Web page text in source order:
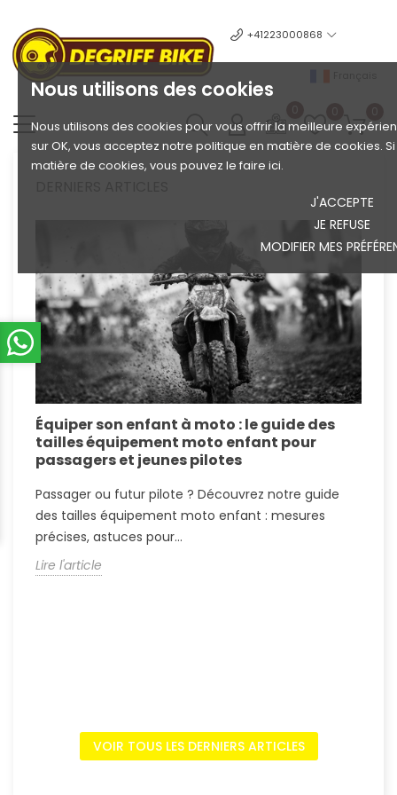
Nous utilisons des cookies
Nous utilisons des cookies pour vous offrir la meilleure
sur OK, vous acceptez notre politique en matière de cookies.
matière de cookies, vous pouvez le faire ici.
J'ACCEPTE
JE REFUSE
MODIFIER MES
+41223000868
Équiper son enfant à moto : le guide des
tailles équipement moto enfant pour
passagers et jeunes pilotes
Passager ou futur pilote ? Découvrez notre guide
des tailles équipement moto enfant : mesures
précises, astuces pour...
Lire l'article
VOIR TOUS LES DERNIERS ARTICLES